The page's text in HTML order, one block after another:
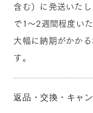
含む）に発送いた
で1～2週間程度い
大幅に納期がかか
す。
返品・交換・キャ